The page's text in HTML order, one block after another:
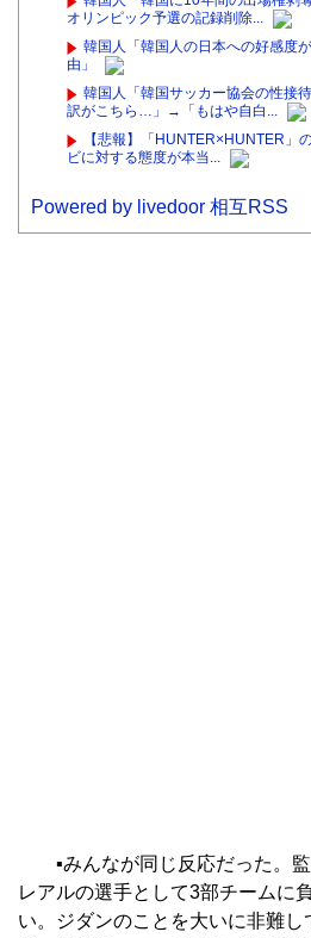
オリンピック予選の記録削除...
韓国人「韓国人の日本への好感度
由」
韓国人「韓国サッカー協会の性接
訳がこちら…」→「もはや自白...
【悲報】「HUNTER×HUNTER」
ビに対する態度が本当...
Powered by livedoor 相互RSS
▪︎みんなが同じ反応だった。監
レアルの選手として3部チームに
い。ジダンのことを大いに非難